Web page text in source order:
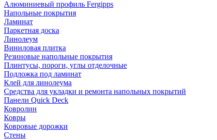
Алюминиевый профиль Fergipps
Напольные покрытия
Ламинат
Паркетная доска
Линолеум
Виниловая плитка
Резиновые напольные покрытия
Плинтусы, пороги, углы отделочные
Подложка под ламинат
Клей для линолеума
Средства для укладки и ремонта напольных покрытий
Панели Quick Deck
Ковролин
Ковры
Ковровые дорожки
Стены